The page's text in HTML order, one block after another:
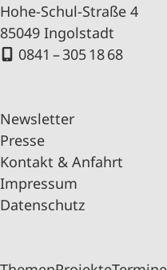
Hohe-Schul-Straße 4
85049 Ingolstadt
0841 – 305 18 68
Newsletter
Presse
Kontakt & Anfahrt
Impressum
Datenschutz